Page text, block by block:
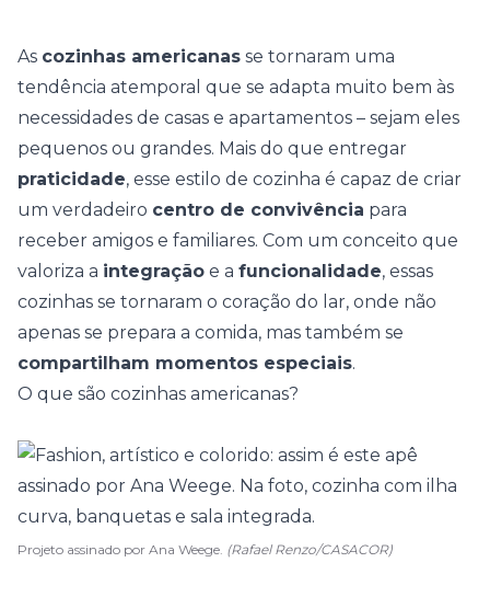
As cozinhas americanas se tornaram uma
tendência atemporal que se adapta muito bem às
necessidades de casas e apartamentos – sejam eles
pequenos ou grandes. Mais do que entregar
praticidade, esse estilo de cozinha é capaz de criar
um verdadeiro centro de convivência para
receber amigos e familiares. Com um conceito que
valoriza a integração e a funcionalidade, essas
cozinhas se tornaram o coração do lar, onde não
apenas se prepara a comida, mas também se
compartilham momentos especiais.
O que são cozinhas americanas?
Projeto assinado por Ana Weege. (Rafael Renzo/CASACOR)